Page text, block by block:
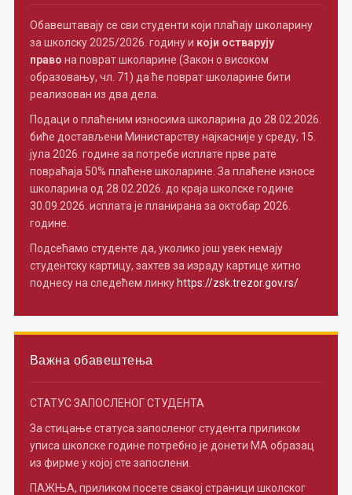
Обавештавају се сви студенти који плаћају школарину
за школску 2025/2026. годину и који остварују
право на поврат школарине (Закон о високом
образовању, чл. 71) да ће поврат школарине бити
реализован из два дела.
Подаци о плаћеним износима школарина до 28.02.2026.
биће достављени Министарству најкасније у среду, 15.
јула 2026. године за потребе исплате прве рате
повраћаја 50% плаћене школарине. За плаћене износе
школарина од 28.02.2026. до краја школске године
30.09.2026. исплата је планирана за октобар 2026.
године.
Подсећамо студенте да, уколико још увек немају
студентску картицу, захтев за израду картице хитно
поднесу на следећем линку https://zsk.trezor.gov.rs/
Важна обавештења
СТАТУС ЗАПОСЛЕНОГ СТУДЕНТА
За стицање статуса запосленог студента приликом
уписа школске године потребно je донети МА образац
из фирме у којој сте запослени.
ПАЖЊА, приликом посете свакој страници школског